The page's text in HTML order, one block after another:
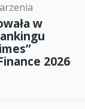
w
2026